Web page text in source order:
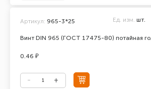
Винт DIN 965 (ГОСТ 17475-80) потайная
Артикул: 965-3*25 Ед. изм. шт.
0.46 ₽